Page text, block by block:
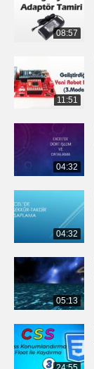
08:57
11:51
04:32
04:32
05:13